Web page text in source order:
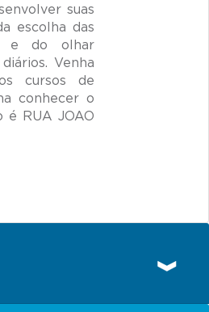
suas
escolha das
e do olhar
Venha
cursos de
conhecer o
é RUA JOAO